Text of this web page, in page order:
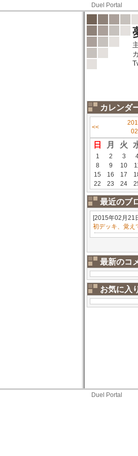
Duel Portal
カレンダ
<<
日 月 火
1 2 3
8
9 10
15
16 17
22
23 24
最近のブ
[2015年02月21
初デッキ、覚え
最新のコ
お気に入
Duel Portal